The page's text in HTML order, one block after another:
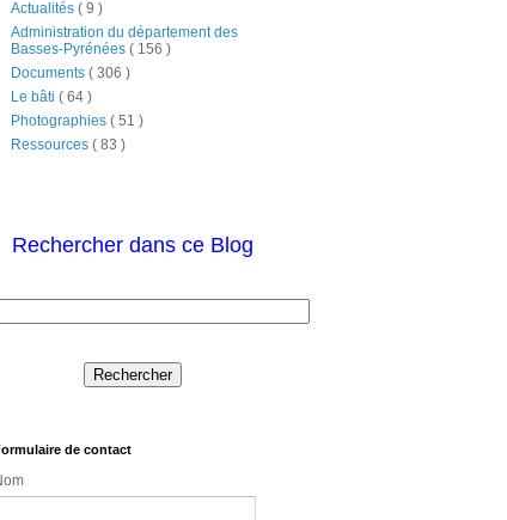
Actualités ( 9 )
Administration du département des
Basses-Pyrénées ( 156 )
Documents ( 306 )
Le bâti ( 64 )
Photographies ( 51 )
Ressources ( 83 )
Rechercher dans ce Blog
de contact